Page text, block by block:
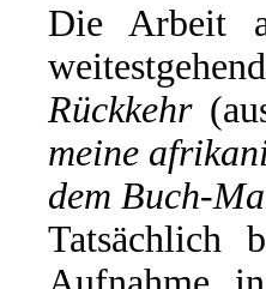
Die Arbeit
Rückkehr
meine
dem Buch-
Tatsächlich